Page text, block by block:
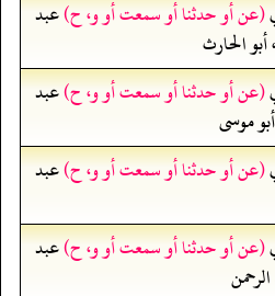
(عن أو حدثنا أو سمعت أو و، ح)عبد
الحارث
(عن أو حدثنا أو سمعت أو و، ح)عبد
موسى
(عن أو حدثنا أو سمعت أو و، ح)عبد
(عن أو حدثنا أو سمعت أو و، ح)عبد